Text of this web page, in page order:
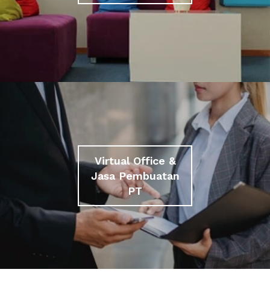
Virtual Office &
Jasa Pembuatan
PT